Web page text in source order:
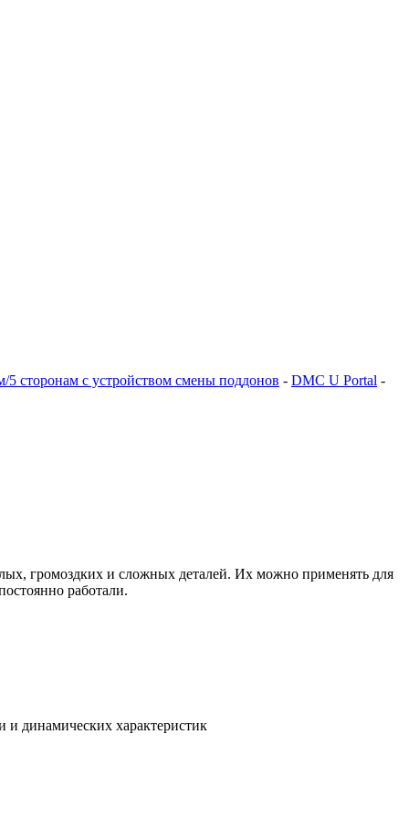
сторонам с устройством смены поддонов - DMC U Portal -
громоздких и сложных деталей. Их можно применять для
работали.
и динамических характеристик